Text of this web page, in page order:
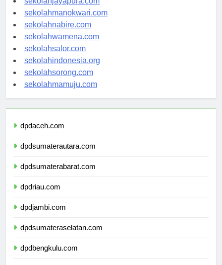
sekolahjayapura.com
sekolahmanokwari.com
sekolahnabire.com
sekolahwamena.com
sekolahsalor.com
sekolahindonesia.org
sekolahsorong.com